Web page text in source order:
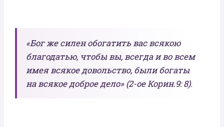
«Бог же силен обогатить вас всякою
благодатью, чтобы вы, всегда и во всем
имея всякое довольство, были богаты
на всякое доброе дело» (2-ое Корин.9: 8).